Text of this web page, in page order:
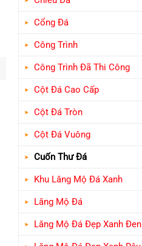
Cổng Đá
Công Trình
Công Trình Đã Thi Công
Cột Đá Cao Cấp
Cột Đá Tròn
Cột Đá Vuông
Cuốn Thư Đá
Khu Lăng Mộ Đá Xanh
Lăng Mộ Đá
Lăng Mộ Đá Đẹp Xanh Đen